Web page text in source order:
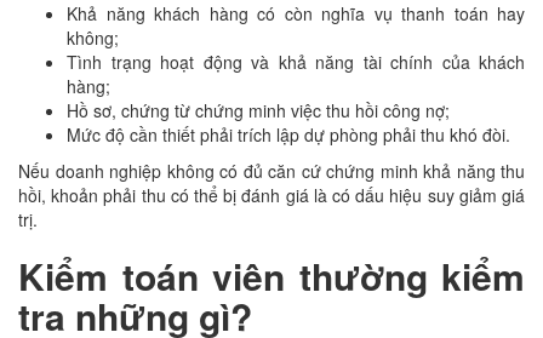
Khả năng khách hàng có còn nghĩa vụ thanh toán hay
không;
Tình trạng hoạt động và khả năng tài chính của khách
hàng;
Hồ sơ, chứng từ chứng minh việc thu hồi công nợ;
Mức độ cần thiết phải trích lập dự phòng phải thu khó đòi.
Nếu doanh nghiệp không có đủ căn cứ chứng minh khả năng thu
hồi, khoản phải thu có thể bị đánh giá là có dấu hiệu suy giảm giá
trị.
Kiểm toán viên thường kiểm
tra những gì?